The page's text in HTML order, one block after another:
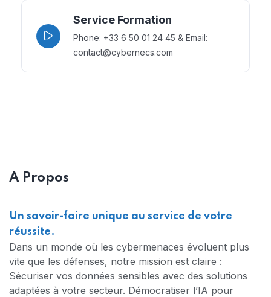
Service Formation
Phone: +33 6 50 01 24 45 & Email:
contact@cybernecs.com
A Propos
Un savoir-faire unique au service de votre
réussite.
Dans un monde où les cybermenaces évoluent plus
vite que les défenses, notre mission est claire :
Sécuriser vos données sensibles avec des solutions
adaptées à votre secteur. Démocratiser l’IA pour